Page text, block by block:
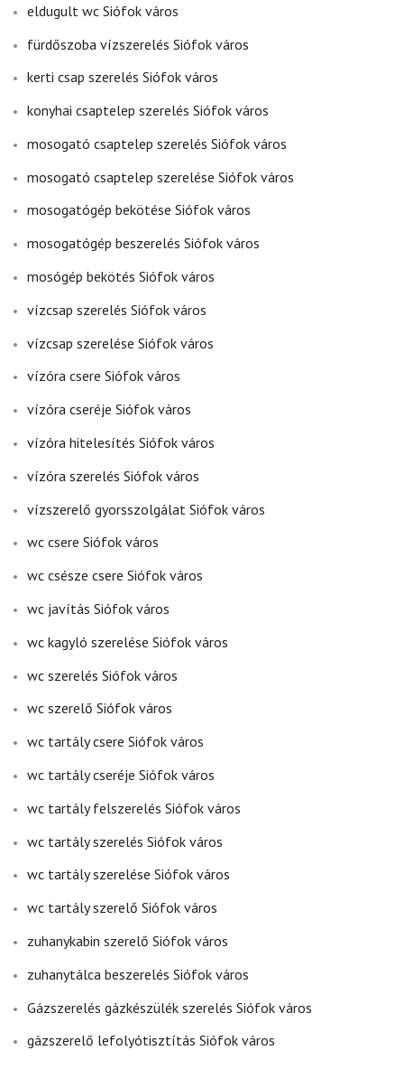
eldugult wc Siófok város
fürdőszoba vízszerelés Siófok város
kerti csap szerelés Siófok város
konyhai csaptelep szerelés Siófok város
mosogató csaptelep szerelés Siófok város
mosogató csaptelep szerelése Siófok város
mosogatógép bekötése Siófok város
mosogatógép beszerelés Siófok város
mosógép bekötés Siófok város
vízcsap szerelés Siófok város
vízcsap szerelése Siófok város
vízóra csere Siófok város
vízóra cseréje Siófok város
vízóra hitelesítés Siófok város
vízóra szerelés Siófok város
vízszerelő gyorsszolgálat Siófok város
wc csere Siófok város
wc csésze csere Siófok város
wc javítás Siófok város
wc kagyló szerelése Siófok város
wc szerelés Siófok város
wc szerelő Siófok város
wc tartály csere Siófok város
wc tartály cseréje Siófok város
wc tartály felszerelés Siófok város
wc tartály szerelés Siófok város
wc tartály szerelése Siófok város
wc tartály szerelő Siófok város
zuhanykabin szerelő Siófok város
zuhanytálca beszerelés Siófok város
Gázszerelés gázkészülék szerelés Siófok város
gázszerelő lefolyótisztítás Siófok város